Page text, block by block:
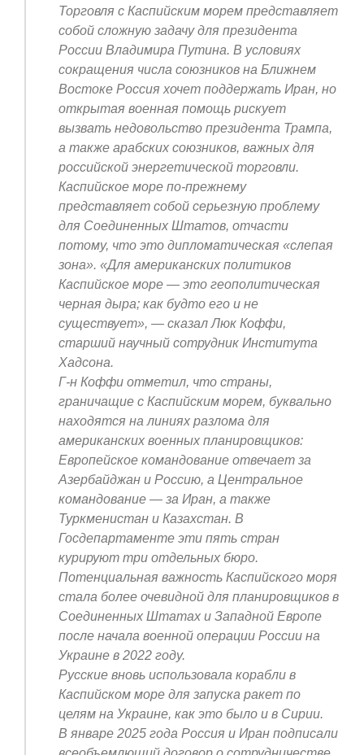
Торговля с Каспийским морем представляет
собой сложную задачу для президента
России Владимира Путина. В условиях
сокращения числа союзников на Ближнем
Востоке Россия хочет поддержать Иран, но
открытая военная помощь рискует
вызвать недовольство президента Трампа,
а также арабских союзников, важных для
российской энергетической торговли.
Каспийское море по-прежнему
представляет собой серьезную проблему
для Соединенных Штатов, отчасти
потому, что это дипломатическая «слепая
зона». «Для американских политиков
Каспийское море — это геополитическая
черная дыра; как будто его и не
существует», — сказал Люк Коффи,
старший научный сотрудник Института
Хадсона.
Г-н Коффи отметил, что страны,
граничащие с Каспийским морем, буквально
находятся на линиях разлома для
американских военных планировщиков:
Европейское командование отвечает за
Азербайджан и Россию, а Центральное
командование — за Иран, а также
Туркменистан и Казахстан. В
Госдепартаменте эти пять стран
курируют три отдельных бюро.
Потенциальная важность Каспийского моря
стала более очевидной для планировщиков в
Соединенных Штатах и Западной Европе
после начала военной операции России на
Украине в 2022 году.
Русские вновь использовала корабли в
Каспийском море для запуска ракет по
целям на Украине, как это было и в Сирии.
В январе 2025 года Россия и Иран подписали